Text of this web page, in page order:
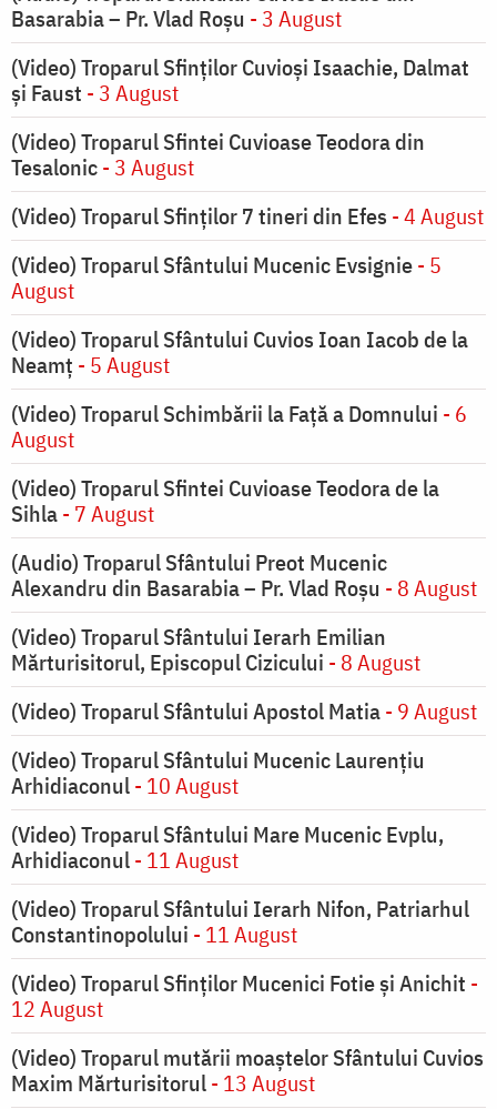
Basarabia – Pr. Vlad Roșu - 3 August
(Video) Troparul Sfinților Cuvioși Isaachie, Dalmat
și Faust - 3 August
(Video) Troparul Sfintei Cuvioase Teodora din
Tesalonic- 3 August
(Video) Troparul Sfinților 7 tineri din Efes - 4 August
(Video) Troparul Sfântului Mucenic Evsignie- 5
August
(Video) Troparul Sfântului Cuvios Ioan Iacob de la
Neamț - 5 August
(Video) Troparul Schimbării la Față a Domnului - 6
August
(Video) Troparul Sfintei Cuvioase Teodora de la
Sihla- 7 August
(Audio) Troparul Sfântului Preot Mucenic
Alexandru din Basarabia – Pr. Vlad Roșu - 8 August
(Video) Troparul Sfântului Ierarh Emilian
Mărturisitorul, Episcopul Cizicului - 8 August
(Video) Troparul Sfântului Apostol Matia- 9 August
(Video) Troparul Sfântului Mucenic Laurențiu
Arhidiaconul- 10 August
(Video) Troparul Sfântului Mare Mucenic Evplu,
Arhidiaconul- 11 August
(Video) Troparul Sfântului Ierarh Nifon, Patriarhul
Constantinopolului - 11 August
(Video) Troparul Sfinților Mucenici Fotie și Anichit -
12 August
(Video) Troparul mutării moaștelor Sfântului Cuvios
Maxim Mărturisitorul- 13 August